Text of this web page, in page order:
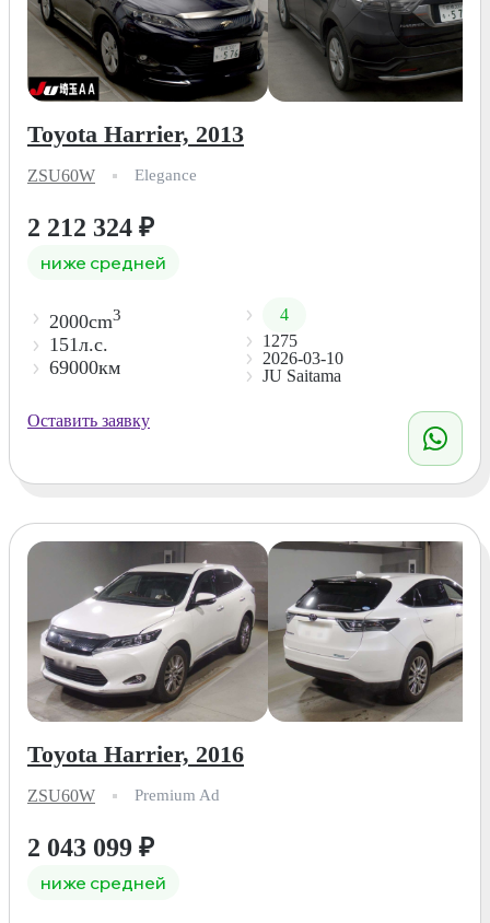
Toyota Harrier, 2013
ZSU60W Elegance
2 212 324 ₽
ниже средней
2000cm3
151л.с.
69000км
4
1275
2026-03-10
JU Saitama
Оставить заявку
Toyota Harrier, 2016
ZSU60W Premium Ad
2 043 099 ₽
ниже средней